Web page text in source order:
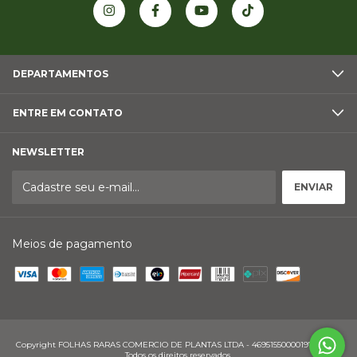
DEPARTAMENTOS
ENTRE EM CONTATO
NEWSLETTER
Meios de pagamento
Copyright FOLHAS RARAS COMERCIO DE PLANTAS LTDA - 46951550000197 - 2026.
Todos os direitos reservados.